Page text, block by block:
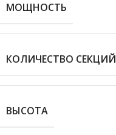
МОЩНОСТЬ
КОЛИЧЕСТВО СЕКЦИЙ
ВЫСОТА